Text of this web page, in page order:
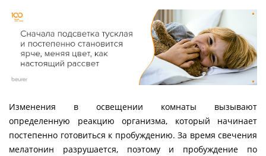
Изменения в освещении комнаты вызывают
определенную реакцию организма, который начинает
постепенно готовиться к пробуждению. За время свечения
мелатонин разрушается, поэтому и пробуждение по